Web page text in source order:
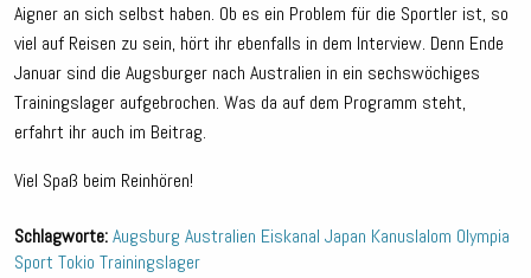
Aigner an sich selbst haben. Ob es ein Problem für die Sportler ist, so
viel auf Reisen zu sein, hört ihr ebenfalls in dem Interview. Denn Ende
Januar sind die Augsburger nach Australien in ein sechswöchiges
Trainingslager aufgebrochen. Was da auf dem Programm steht,
erfahrt ihr auch im Beitrag.
Viel Spaß beim Reinhören!
Schlagworte:Augsburg Australien Eiskanal Japan Kanuslalom Olympia
Sport Tokio Trainingslager